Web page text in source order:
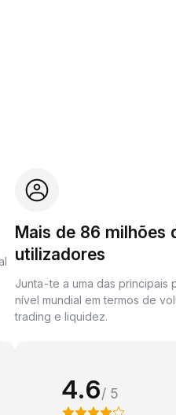
Mais de 86 milhões
utilizadores
Junta-te a uma das principais
nível mundial em termos de
trading e liquidez.
4.6/ 5